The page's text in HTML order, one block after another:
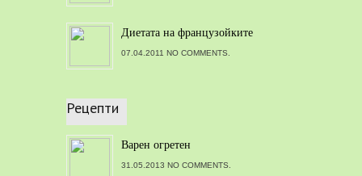
Диетата на французойките
07.04.2011 NO COMMENTS.
Рецепти
Варен огретен
31.05.2013 NO COMMENTS.